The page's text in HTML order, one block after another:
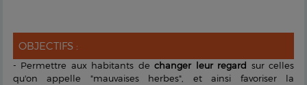
OBJECTIFS :
- Permettre aux habitants dechanger leur regard sur celles
qu'on appelle "mauvaises herbes", et ainsi favoriser la